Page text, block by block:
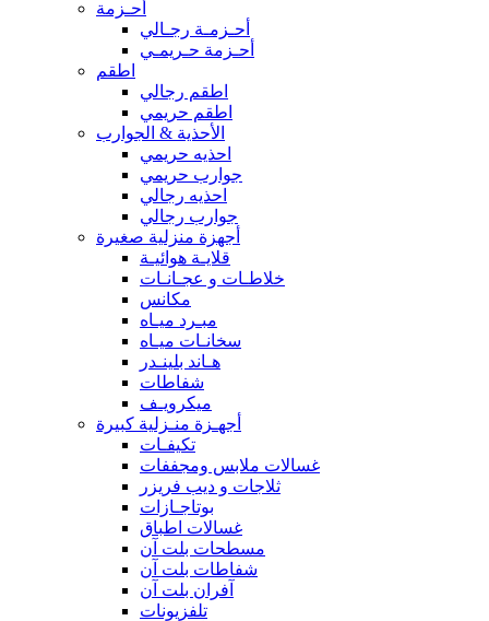
أحـزمة
أحـزمـة رجـالي
أحـزمة حـريمـي
اطقم
اطقم رجالي
اطقم حريمي
الأحذية & الجوارب
احذيه حريمي
جوارب حريمي
احذيه رجالي
جوارب رجالي
أجهزة منزلية صغيرة
قلايـة هوائيـة
خلاطـات و عجـانـات
مكانس
مبـرد ميـاه
سخانـات ميـاه
هـاند بلينـدر
شفاطات
ميكرويـف
أجهـزة منـزلية كبيرة
تكيفـات
غسالات ملابس ومجففات
ثلاجات و ديب فريزر
بوتاجـازات
غسالات اطباق
مسطحات بلت آن
شفاطات بلت آن
آفران بلت آن
تلفزيونات